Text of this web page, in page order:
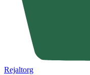
Rejaltorg